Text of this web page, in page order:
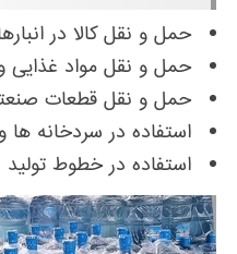
حمل و نقل کالا در
حمل و نقل مواد غذایی
حمل و نقل قطعات
استفاده در سردخانه ها
استفاده در خطوط تولید